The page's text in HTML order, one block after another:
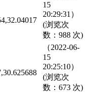
15
20:29:31）
(浏览次
数：988 次)
（2022-06-
15
20:25:10）
(浏览次
数：673 次)